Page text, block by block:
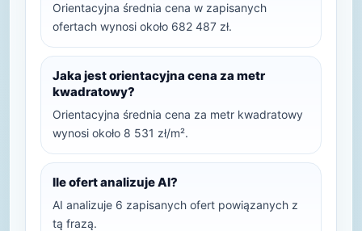
Orientacyjna średnia cena w zapisanych
ofertach wynosi około 682 487 zł.
Jaka jest orientacyjna cena za metr
kwadratowy?
Orientacyjna średnia cena za metr kwadratowy
wynosi około 8 531 zł/m².
Ile ofert analizuje AI?
AI analizuje 6 zapisanych ofert powiązanych z
tą frazą.